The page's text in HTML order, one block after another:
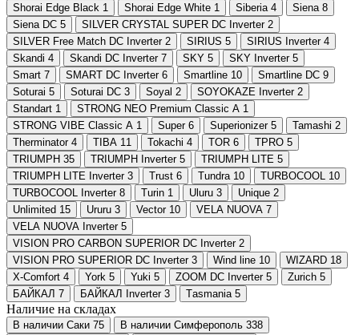
Shorai Edge Black 1 Shorai Edge White 1 Siberia 4 Siena 8
Siena DC 5 SILVER CRYSTAL SUPER DC Inverter 2
SILVER Free Match DC Inverter 2 SIRIUS 5 SIRIUS Inverter 4
Skandi 4 Skandi DC Inverter 7 SKY 5 SKY Inverter 5
Smart 7 SMART DC Inverter 6 Smartline 10 Smartline DC 9
Soturai 5 Soturai DC 3 Soyal 2 SOYOKAZE Inverter 2
Standart 1 STRONG NEO Premium Classic A 1
STRONG VIBE Classic A 1 Super 6 Superionizer 5 Tamashi 2
Therminator 4 TIBA 11 Tokachi 4 TOR 6 TPRO 5
TRIUMPH 35 TRIUMPH Inverter 5 TRIUMPH LITE 5
TRIUMPH LITE Inverter 3 Trust 6 Tundra 10 TURBOCOOL 10
TURBOCOOL Inverter 8 Turin 1 Uluru 3 Unique 2
Unlimited 15 Ururu 3 Vector 10 VELA NUOVA 7
VELA NUOVA Inverter 5
VISION PRO CARBON SUPERIOR DC Inverter 2
VISION PRO SUPERIOR DC Inverter 3 Wind line 10 WIZARD 18
X-Comfort 4 York 5 Yuki 5 ZOOM DC Inverter 5 Zurich 5
БАЙКАЛ 7 БАЙКАЛ Inverter 3 Тasmania 5
Наличие на складах
В наличии Саки 75 В наличии Симферополь 338